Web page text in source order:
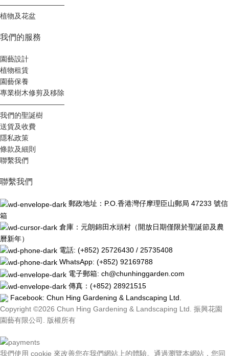
—————————
植物及花盆
我們的服務
園藝設計
植物租賃
園藝保養
專業樹木修剪及移除
—————————
我們的聖誕樹
送貨及收費
隱私政策
條款及細則
聯繫我們
聯繫我們
郵政地址：P.O.香港灣仔摩理臣山郵局 47233 號信
箱
倉庫：元朗錦田水頭村（開放日期僅限於聖誕節及農
曆新年）
電話: (+852) 25726430 / 25735408
WhatsApp: (+852) 92169788
電子郵箱: ch@chunhinggarden.com
傳真：(+852) 28921515
Facebook: Chun Hing Gardening & Landscaping Ltd.
Copyright ©2026 Chun Hing Gardening & Landscaping Ltd. 振興花園
園藝有限公司. 版權所有
我們使用 cookie 來改善您在我們網站上的體驗。通過瀏覽本網站，您同